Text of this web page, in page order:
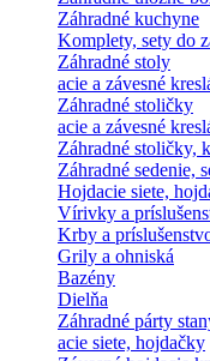
Záhradné kuchyne
Komplety, sety do
Záhradné stoly
acie a závesné
Záhradné stoličky
acie a závesné
Záhradné stoličky,
Záhradné sedenie,
Hojdacie siete,
Vírivky a
Krby a
Grily a ohniská
Bazény
Dielňa
Záhradné párty
acie siete, hojdačky